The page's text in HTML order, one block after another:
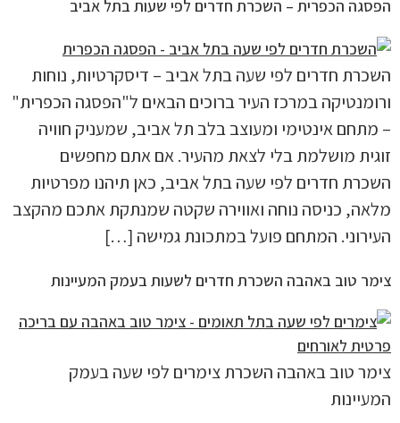
הפסגה הכפרית – השכרת חדרים לפי שעות בתל אביב
השכרת חדרים לפי שעה בתל אביב – דיסקרטיות, נוחות
ורומנטיקה במרכז העיר ברוכים הבאים ל"הפסגה הכפרית"
– מתחם אינטימי ומעוצב בלב תל אביב, שמעניק חוויה
זוגית מושלמת בלי לצאת מהעיר. אם אתם מחפשים
השכרת חדרים לפי שעה בתל אביב, כאן תיהנו מפרטיות
מלאה, כניסה נוחה ואווירה שקטה שמנתקת אתכם מהקצב
העירוני. המתחם פועל במתכונת גמישה […]
צימר טוב באהבה השכרת חדרים לשעות בעמק המעיינות
צימר טוב באהבה השכרת צימרים לפי שעה בעמק
המעיינות